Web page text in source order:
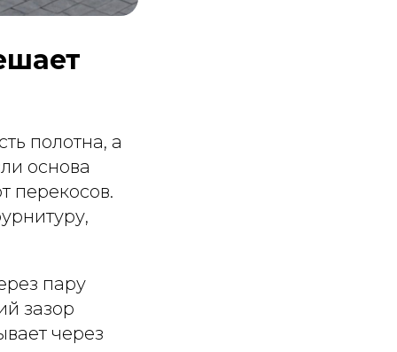
полотна, а
основа
перекосов.
пару
зазор
через